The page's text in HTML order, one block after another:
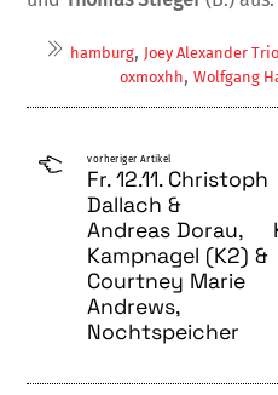
hamburg, Joey Alexander Trio
oxmoxhh, Wolfgang
vorheriger Artikel
Fr. 12.11. Christoph
Dallach &
Andreas Dorau,
Kampnagel (K2) &
Courtney Marie
Andrews,
Nochtspeicher